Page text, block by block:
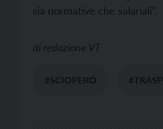
sia normative che salariali”.
di redazione VT
#SCIOPERO